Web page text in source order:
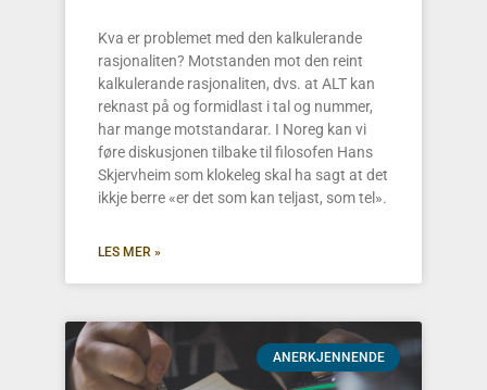
Kva er problemet med den kalkulerande
rasjonaliten? Motstanden mot den reint
kalkulerande rasjonaliten, dvs. at ALT kan
reknast på og formidlast i tal og nummer,
har mange motstandarar. I Noreg kan vi
føre diskusjonen tilbake til filosofen Hans
Skjervheim som klokeleg skal ha sagt at det
ikkje berre «er det som kan teljast, som tel».
LES MER »
ANERKJENNENDE